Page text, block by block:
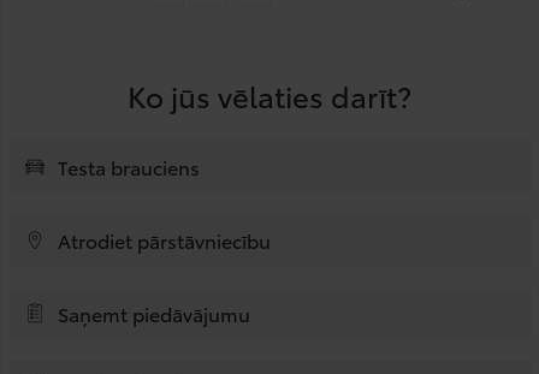
Ko jūs vēlaties darīt?
Testa brauciens
Atrodiet pārstāvniecību
Saņemt piedāvājumu